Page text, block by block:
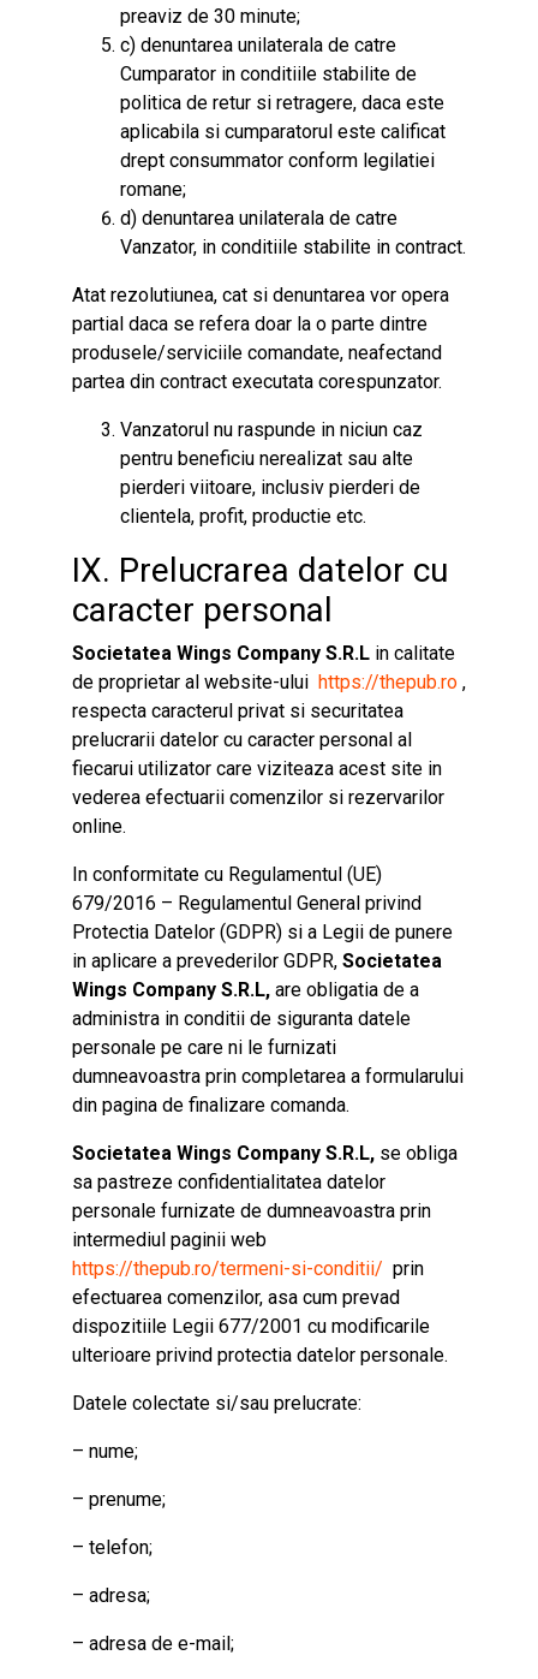
preaviz de 30 minute;
c) denuntarea unilaterala de catre
Cumparator in conditiile stabilite de
politica de retur si retragere, daca este
aplicabila si cumparatorul este calificat
drept consummator conform legilatiei
romane;
d) denuntarea unilaterala de catre
Vanzator, in conditiile stabilite in contract.
Atat rezolutiunea, cat si denuntarea vor opera
partial daca se refera doar la o parte dintre
produsele/serviciile comandate, neafectand
partea din contract executata corespunzator.
Vanzatorul nu raspunde in niciun caz
pentru beneficiu nerealizat sau alte
pierderi viitoare, inclusiv pierderi de
clientela, profit, productie etc.
IX. Prelucrarea datelor cu
caracter personal
Societatea Wings Company S.R.L in calitate
de proprietar al website-ului https://thepub.ro ,
respecta caracterul privat si securitatea
prelucrarii datelor cu caracter personal al
fiecarui utilizator care viziteaza acest site in
vederea efectuarii comenzilor si rezervarilor
online.
In conformitate cu Regulamentul (UE)
679/2016 – Regulamentul General privind
Protectia Datelor (GDPR) si a Legii de punere
in aplicare a prevederilor GDPR, Societatea
Wings Company S.R.L, are obligatia de a
administra in conditii de siguranta datele
personale pe care ni le furnizati
dumneavoastra prin completarea a formularului
din pagina de finalizare comanda.
Societatea Wings Company S.R.L, se obliga
sa pastreze confidentialitatea datelor
personale furnizate de dumneavoastra prin
intermediul paginii web
https://thepub.ro/termeni-si-conditii/ prin
efectuarea comenzilor, asa cum prevad
dispozitiile Legii 677/2001 cu modificarile
ulterioare privind protectia datelor personale.
Datele colectate si/sau prelucrate:
– nume;
– prenume;
– telefon;
– adresa;
– adresa de e-mail;